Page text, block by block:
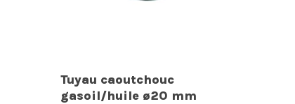
Tuyau caoutchouc
gasoil/huile ø20 mm